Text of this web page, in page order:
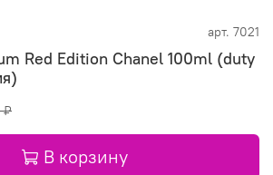
арт. 7021
Red Edition Chanel 100ml (duty
₽
В корзину